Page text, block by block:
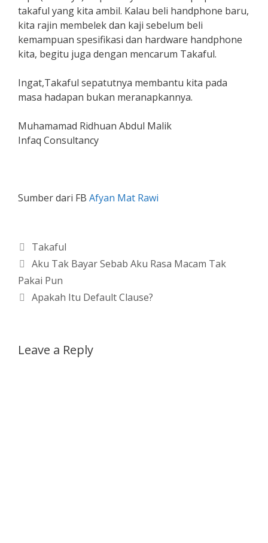
takaful yang kita ambil. Kalau beli handphone baru,
kita rajin membelek dan kaji sebelum beli
kemampuan spesifikasi dan hardware handphone
kita, begitu juga dengan mencarum Takaful.
Ingat,Takaful sepatutnya membantu kita pada
masa hadapan bukan meranapkannya.
Muhamamad Ridhuan Abdul Malik
Infaq Consultancy
Sumber dari FB Afyan Mat Rawi
Categories
Takaful
Aku Tak Bayar Sebab Aku Rasa Macam Tak
Pakai Pun
Apakah Itu Default Clause?
Leave a Reply